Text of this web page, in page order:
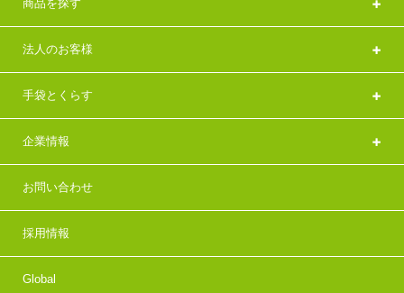
商品を探す
法人のお客様
手袋とくらす
企業情報
お問い合わせ
採用情報
Global